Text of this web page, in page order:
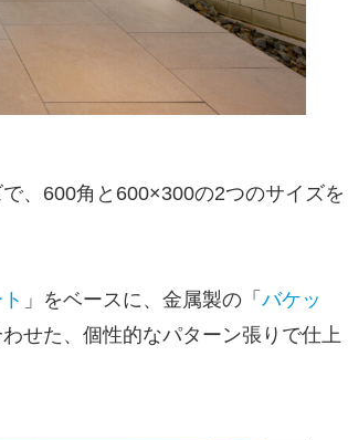
で、600角と600×300の2つのサイズを
」をベースに、金属製の「 バケッ
せた、個性的なパターン張りで仕上